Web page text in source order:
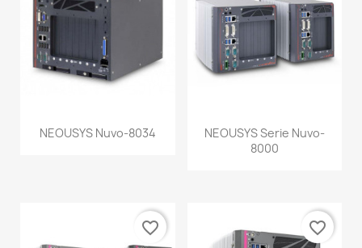
NEOUSYS Nuvo-8034
NEOUSYS Serie Nuvo-
8000
favorite_border favorite_border